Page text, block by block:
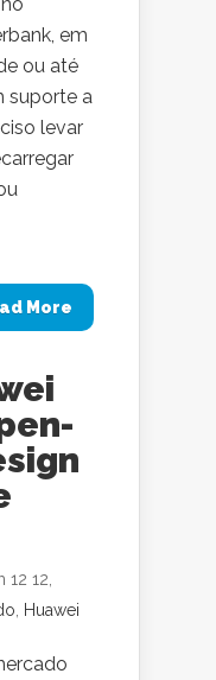
em
ou até
suporte a
levar
More
12 12,
Huawei